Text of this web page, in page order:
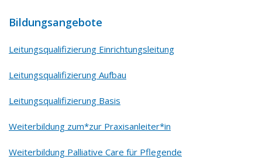
Bildungsangebote
Leitungsqualifizierung Einrichtungsleitung
Leitungsqualifizierung Aufbau
Leitungsqualifizierung Basis
Weiterbildung zum*zur Praxisanleiter*in
Weiterbildung Palliative Care für Pflegende